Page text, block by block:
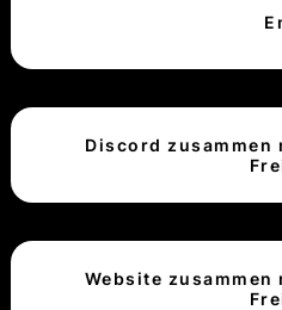
Discord zusammen
Website zusammen